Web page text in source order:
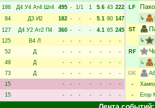
186 Д4 У4 Ат4 Шт4 495 - 1/1 1 5.6 43 222
84 Д3 И2 182 - - - 5.1 80 147
127 Д4 У2 Ат2 П4 360 - - - 4.1 65 245
125 В4 Л - - - - - -
-
52 Д - - - - - -
-
49 Д - - - - - -
-
73 Д - - - - - -
-
15 - - - - - -
-
15 - - - - - - -
LF
↳
ST
↳
RF
↳
GK
-
-
Егор